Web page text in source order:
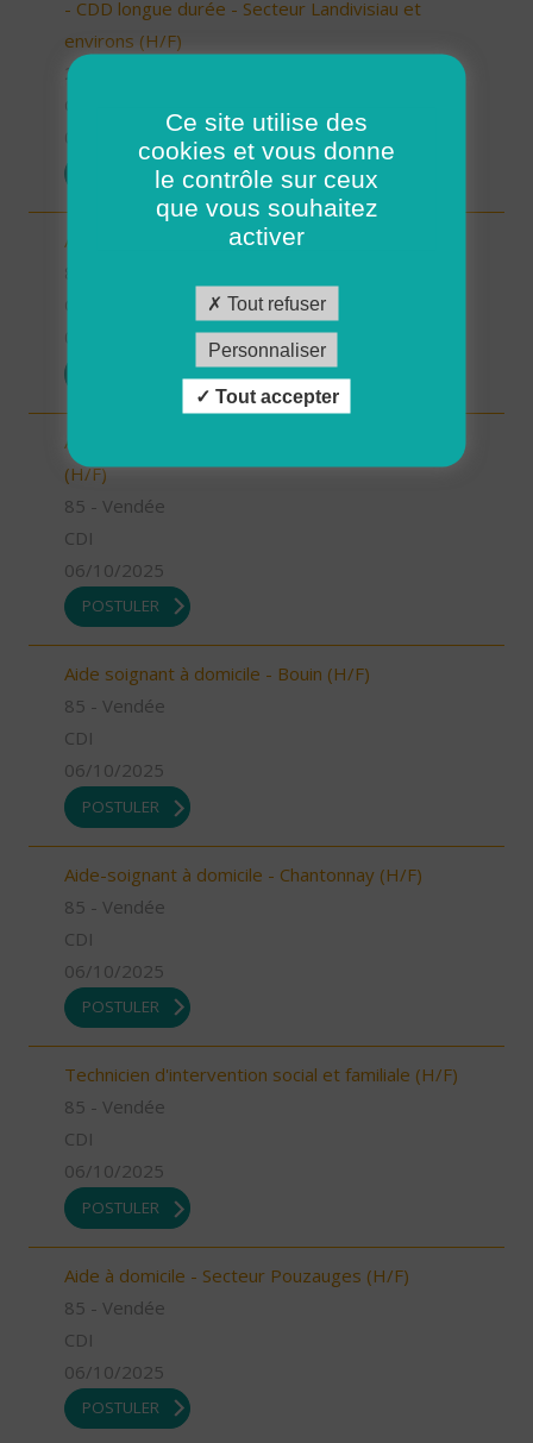
- CDD longue durée - Secteur Landivisiau et
environs (H/F)
29 - Finistère
POSTULER
Aide à domicile - Secteur les Olonnes (H/F)
Aide à domicile - Secteur Terres de Montaigu
(H/F)
85 - Vendée
CDI
06/10/2025
POSTULER
Aide soignant à domicile - Bouin (H/F)
85 - Vendée
CDI
06/10/2025
POSTULER
Aide-soignant à domicile - Chantonnay (H/F)
85 - Vendée
CDI
06/10/2025
POSTULER
Technicien d'intervention social et familiale (H/F)
85 - Vendée
CDI
06/10/2025
POSTULER
Aide à domicile - Secteur Pouzauges (H/F)
85 - Vendée
CDI
06/10/2025
POSTULER
Ce site utilise des
cookies et vous donne
le contrôle sur ceux
que vous souhaitez
activer
Tout refuser
Personnaliser
Tout accepter